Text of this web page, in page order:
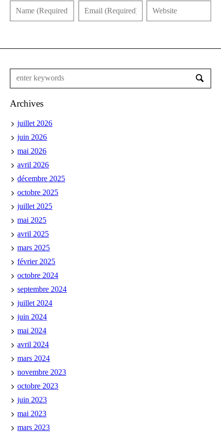
Archives
juillet 2026
juin 2026
mai 2026
avril 2026
décembre 2025
octobre 2025
juillet 2025
mai 2025
avril 2025
mars 2025
février 2025
octobre 2024
septembre 2024
juillet 2024
juin 2024
mai 2024
avril 2024
mars 2024
novembre 2023
octobre 2023
juin 2023
mai 2023
mars 2023